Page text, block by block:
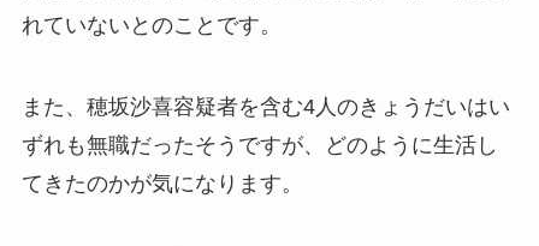
れていないとのことです。
また、穂坂沙喜容疑者を含む4人のきょうだいはい
ずれも無職だったそうですが、どのように生活し
てきたのかが気になります。